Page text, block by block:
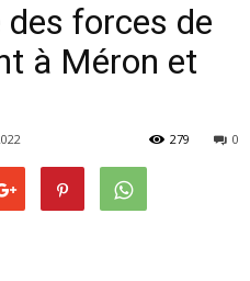
des forces de
à Méron et
0
279